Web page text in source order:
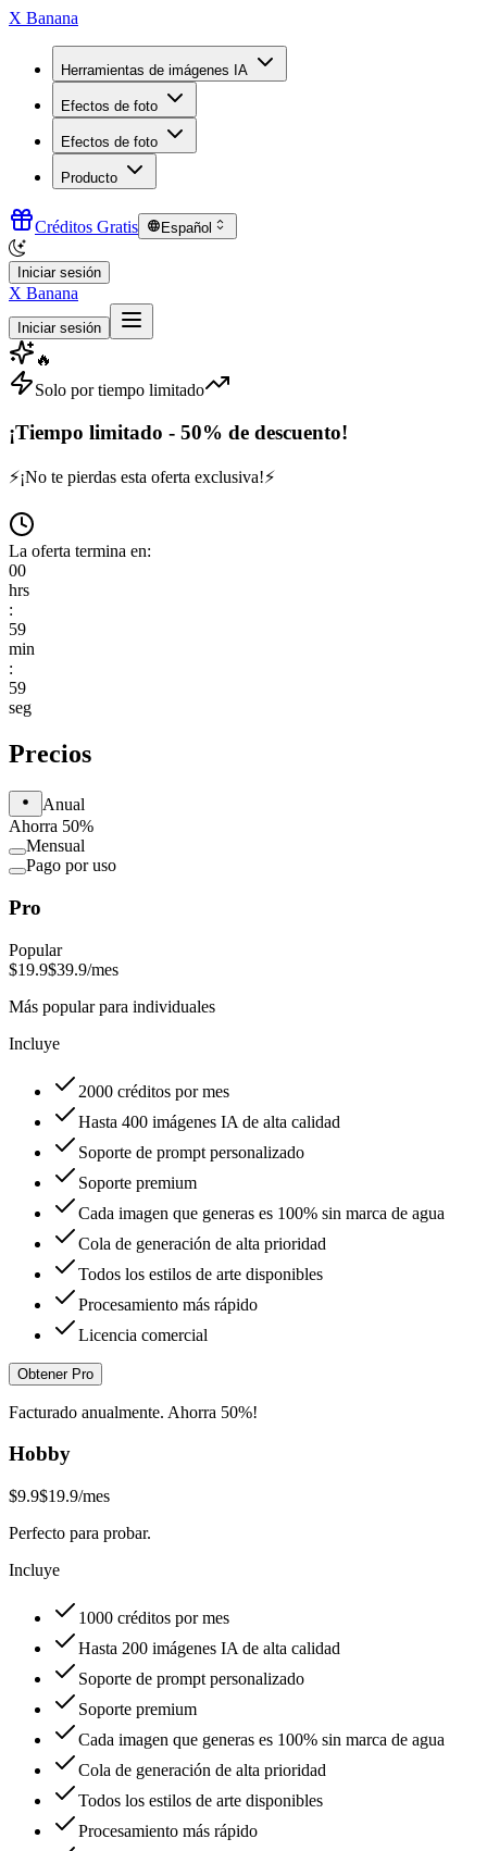
X Banana
Herramientas de imágenes IA
Efectos de foto
Efectos de foto
Producto
Créditos Gratis Español
Iniciar sesión
X Banana
Iniciar sesión
🔥
Solo por tiempo limitado
¡Tiempo limitado - 50% de descuento!
⚡¡No te pierdas esta oferta exclusiva!⚡
La oferta termina en:
00
hrs
:
59
min
:
59
seg
Precios
Anual
Ahorra 50%
Mensual
Pago por uso
Pro
Popular
$19.9$39.9/mes
Más popular para individuales
Incluye
2000 créditos por mes
Hasta 400 imágenes IA de alta calidad
Soporte de prompt personalizado
Soporte premium
Cada imagen que generas es 100% sin marca de agua
Cola de generación de alta prioridad
Todos los estilos de arte disponibles
Procesamiento más rápido
Licencia comercial
Obtener Pro
Facturado anualmente. Ahorra 50%!
Hobby
$9.9$19.9/mes
Perfecto para probar.
Incluye
1000 créditos por mes
Hasta 200 imágenes IA de alta calidad
Soporte de prompt personalizado
Soporte premium
Cada imagen que generas es 100% sin marca de agua
Cola de generación de alta prioridad
Todos los estilos de arte disponibles
Procesamiento más rápido